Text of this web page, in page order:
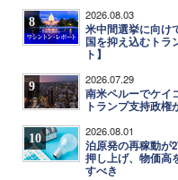
8 2026.08.03
米中間選挙に向け
国を抑え込むトラ
ト】
9 2026.07.29
南米ペルーでケイ
トランプ支持政権
10 2026.08.01
泊原発の再稼動が
押し上げ、物価高
すべき